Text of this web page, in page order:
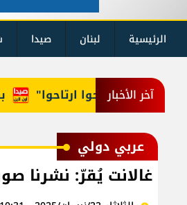
الرئيسية لبنان صيدا
آخر الأخبار
"روحوا ارتاحوا"
عربي دولي
غالانت يُقرّ: نشرنا